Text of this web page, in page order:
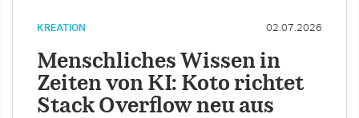
KREATION 02.07.2026
Menschliches Wissen in
Zeiten von KI: Koto richtet
Stack Overflow neu aus